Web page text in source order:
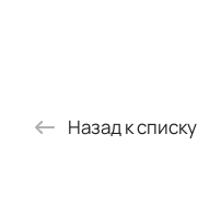
Назад к списку